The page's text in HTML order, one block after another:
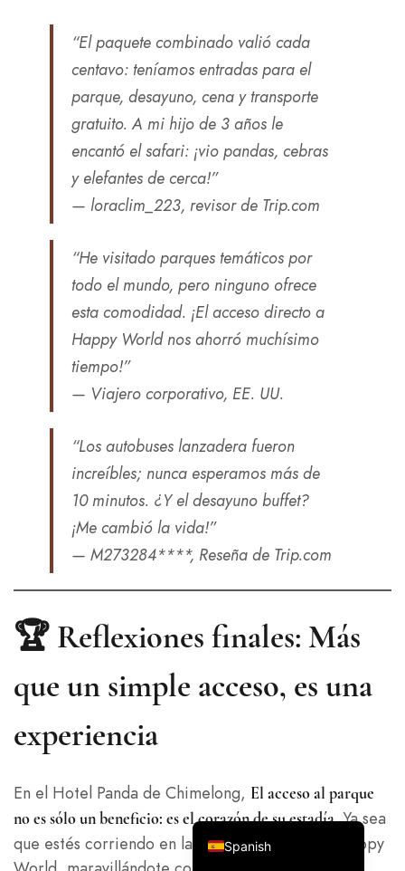
“El paquete combinado valió cada
centavo: teníamos entradas para el
parque, desayuno, cena y transporte
gratuito. A mi hijo de 3 años le
encantó el safari: ¡vio pandas, cebras
y elefantes de cerca!”
— loraclim_223, revisor de Trip.com
“He visitado parques temáticos por
todo el mundo, pero ninguno ofrece
esta comodidad. ¡El acceso directo a
Happy World nos ahorró muchísimo
tiempo!”
— Viajero corporativo, EE. UU.
“Los autobuses lanzadera fueron
increíbles; nunca esperamos más de
10 minutos. ¿Y el desayuno buffet?
¡Me cambió la vida!”
— M273284****, Reseña de Trip.com
🏆 Reflexiones finales: Más
que un simple acceso, es una
experiencia
En el Hotel Panda de Chimelong, El acceso al parque
no es sólo un beneficio: es el corazón de su estadía.Ya sea
que estés corriendo en las montañas rusas de Happy
Spanish
English
Chinese (China)
Korean
German